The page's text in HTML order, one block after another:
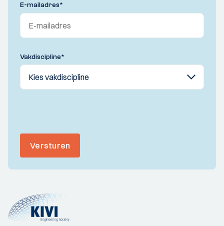
E-mailadres*
Vakdiscipline*
Versturen